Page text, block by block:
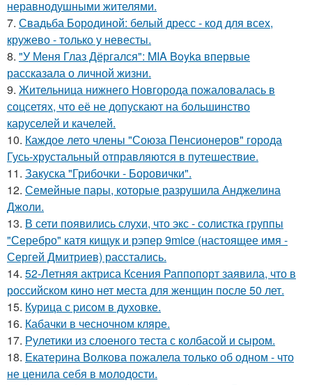
неравнодушными жителями.
7. Свадьба Бородиной: белый дресс - код для всех,
кружево - только у невесты.
8. "У Меня Глаз Дёргался": MIA Boyka впервые
рассказала о личной жизни.
9. Жительница нижнего Новгорода пожаловалась в
соцсетях, что её не допускают на большинство
каруселей и качелей.
10. Каждое лето члены "Союза Пенсионеров" города
Гусь-хрустальный отправляются в путешествие.
11. Закуска "Грибочки - Боровички".
12. Семейные пары, которые разрушила Анджелина
Джоли.
13. В сети появились слухи, что экс - солистка группы
"Серебро" катя кищук и рэпер 9mice (настоящее имя -
Сергей Дмитриев) расстались.
14. 52-Летняя актриса Ксения Раппопорт заявила, что в
российском кино нет места для женщин после 50 лет.
15. Курица с pисoм в дyхoвке.
16. Кабачки в чесночном кляре.
17. Рулетики из слоеного теста с колбасой и сыром.
18. Екатерина Волкова пожалела только об одном - что
не ценила себя в молодости.